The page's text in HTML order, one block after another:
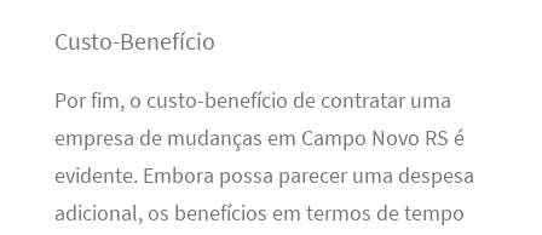
Custo-Benefício
Por fim, o custo-benefício de contratar uma
empresa de mudanças em Campo Novo RS é
evidente. Embora possa parecer uma despesa
adicional, os benefícios em termos de tempo